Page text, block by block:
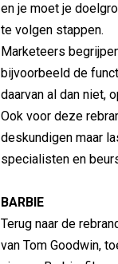
en je moet je
te volgen stappen.
Marketeers
bijvoorbeeld de
daarvan al dan niet,
Ook voor deze
deskundigen maar
specialisten en
BARBIE
Terug naar de
van Tom Goodwin,